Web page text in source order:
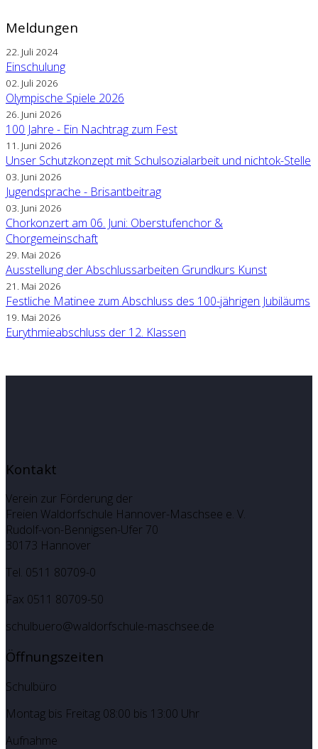
Meldungen
22. Juli 2024
Einschulung
02. Juli 2026
Olympische Spiele 2026
26. Juni 2026
100 Jahre - Ein Nachtrag zum Fest
11. Juni 2026
Unser Schutzkonzept mit Schulsozialarbeit und nichtok-Stelle
03. Juni 2026
Jugendsprache - Brisantbeitrag
03. Juni 2026
Chorkonzert am 06. Juni: Oberstufenchor &
Chorgemeinschaft
29. Mai 2026
Ausstellung der Abschlussarbeiten Grundkurs Kunst
21. Mai 2026
Festliche Matinee zum Abschluss des 100-jährigen Jubiläums
19. Mai 2026
Eurythmieabschluss der 12. Klassen
Kontakt
Verein zur Förderung der
Freien Waldorfschule Hannover-Maschsee e. V.
Rudolf-von-Bennigsen-Ufer 70
30173 Hannover
Tel. 0511 80709-0
Fax 0511 80709-50
schulbuero@waldorfschule-maschsee.de
Öffnungszeiten
Schulbüro
Montag bis Freitag 08:00 bis 13:00 Uhr
Aufnahme